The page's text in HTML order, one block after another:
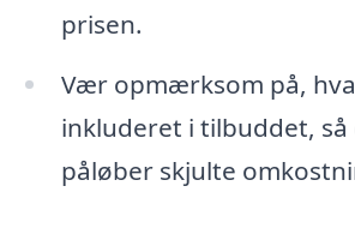
prisen.
Vær opmærksom på,
inkluderet i tilbuddet, så
påløber skjulte